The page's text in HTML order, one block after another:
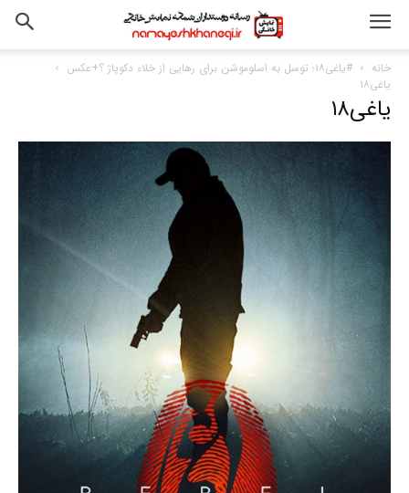
خانه
#یاغی۱۸؛ توسل به اسلوموشن برای رهایی از خلاء دکوپاژ ؟+عکس
یاغی۱۸
یاغی۱۸